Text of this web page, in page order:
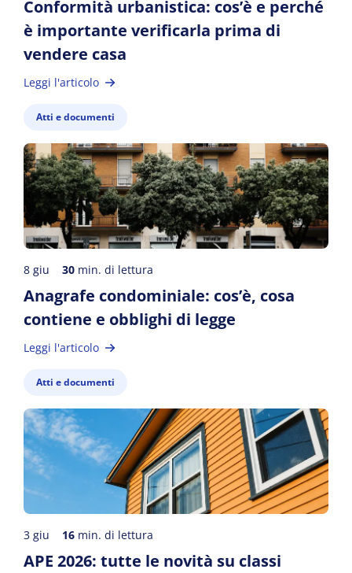
Conformità urbanistica: cos’è e perché
è importante verificarla prima di
vendere casa
Leggi l'articolo
Atti e documenti
8 giu 30 min. di lettura
Anagrafe condominiale: cos’è, cosa
contiene e obblighi di legge
Leggi l'articolo
Atti e documenti
3 giu 16 min. di lettura
APE 2026: tutte le novità su classi